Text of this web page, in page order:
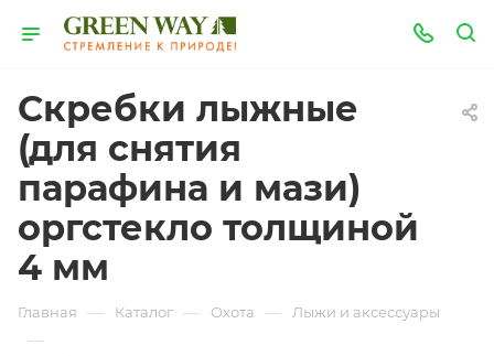
Скребки лыжные
(для снятия
парафина и мази)
оргстекло толщиной
4 мм
Главная — Каталог — Охота — Лыжи и аксессуары
—